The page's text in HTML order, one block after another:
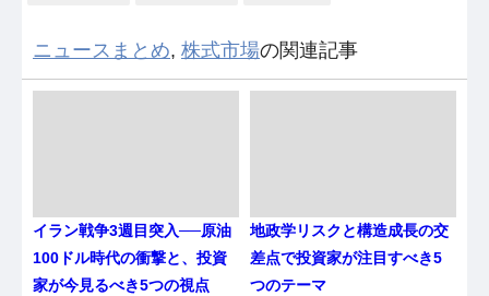
ニュースまとめ, 株式市場の関連記事
イラン戦争3週目突入──原油
100ドル時代の衝撃と、投資
家が今見るべき5つの視点
地政学リスクと構造成長の交
差点で投資家が注目すべき5
つのテーマ